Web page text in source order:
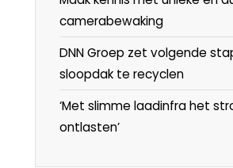
camerabewaking
DNN Groep zet volgende
sloopdak te recyclen
‘Met slimme laadinfra het
ontlasten’